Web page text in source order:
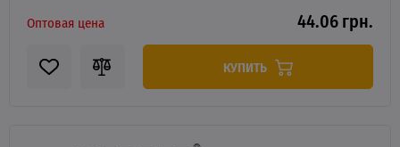
Оптовая цена 44.06 грн.
КУПИТЬ